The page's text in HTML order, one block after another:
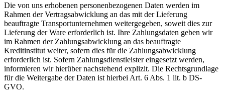
Die von uns erhobenen personenbezogenen Daten werden im
Rahmen der Vertragsabwicklung an das mit der Lieferung
beauftragte Transportunternehmen weitergegeben, soweit dies zur
Lieferung der Ware erforderlich ist. Ihre Zahlungsdaten geben wir
im Rahmen der Zahlungsabwicklung an das beauftragte
Kreditinstitut weiter, sofern dies für die Zahlungsabwicklung
erforderlich ist. Sofern Zahlungsdienstleister eingesetzt werden,
informieren wir hierüber nachstehend explizit. Die Rechtsgrundlage
für die Weitergabe der Daten ist hierbei Art. 6 Abs. 1 lit. b DS-
GVO.